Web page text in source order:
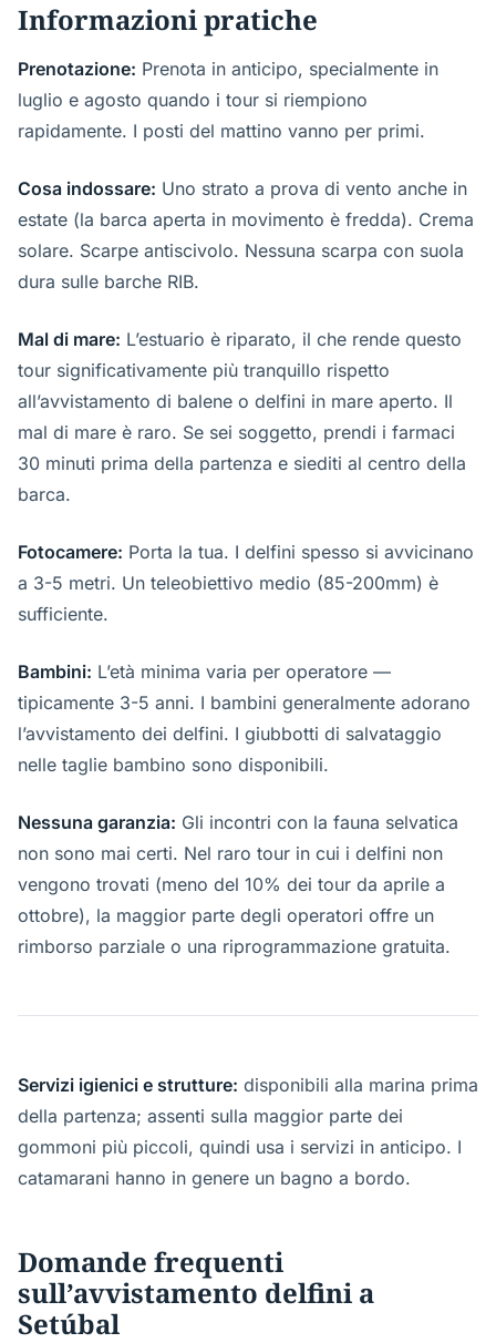
Informazioni pratiche
Prenotazione: Prenota in anticipo, specialmente in
luglio e agosto quando i tour si riempiono
rapidamente. I posti del mattino vanno per primi.
Cosa indossare: Uno strato a prova di vento anche in
estate (la barca aperta in movimento è fredda). Crema
solare. Scarpe antiscivolo. Nessuna scarpa con suola
dura sulle barche RIB.
Mal di mare: L’estuario è riparato, il che rende questo
tour significativamente più tranquillo rispetto
all’avvistamento di balene o delfini in mare aperto. Il
mal di mare è raro. Se sei soggetto, prendi i farmaci
30 minuti prima della partenza e siediti al centro della
barca.
Fotocamere: Porta la tua. I delfini spesso si avvicinano
a 3-5 metri. Un teleobiettivo medio (85-200mm) è
sufficiente.
Bambini: L’età minima varia per operatore —
tipicamente 3-5 anni. I bambini generalmente adorano
l’avvistamento dei delfini. I giubbotti di salvataggio
nelle taglie bambino sono disponibili.
Nessuna garanzia: Gli incontri con la fauna selvatica
non sono mai certi. Nel raro tour in cui i delfini non
vengono trovati (meno del 10% dei tour da aprile a
ottobre), la maggior parte degli operatori offre un
rimborso parziale o una riprogrammazione gratuita.
Servizi igienici e strutture: disponibili alla marina prima
della partenza; assenti sulla maggior parte dei
gommoni più piccoli, quindi usa i servizi in anticipo. I
catamarani hanno in genere un bagno a bordo.
Domande frequenti
sull’avvistamento delfini a
Setúbal